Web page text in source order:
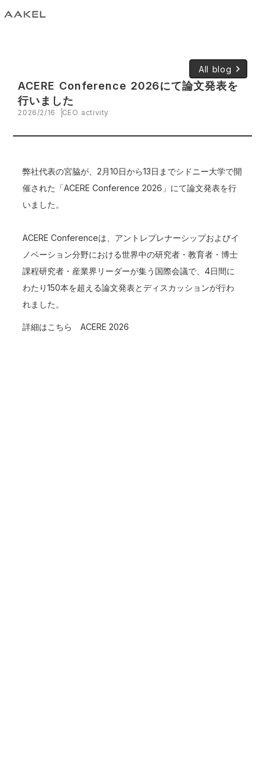
All blog keyboard_arrow_right
ACERE Conference 2026にて論文発表を
行いました
2026/2/16 CEO activity
弊社代表の宮脇が、2月10日から13日までシドニー大学で開
催された「ACERE Conference 2026」にて論文発表を行
いました。
ACERE Conferenceは、アントレプレナーシップおよびイ
ノベーション分野における世界中の研究者・教育者・博士
課程研究者・産業界リーダーが集う国際会議で、4日間に
わたり150本を超える論文発表とディスカッションが行わ
れました。
詳細はこちらACERE 2026